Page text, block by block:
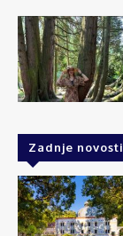
Zadnje novosti